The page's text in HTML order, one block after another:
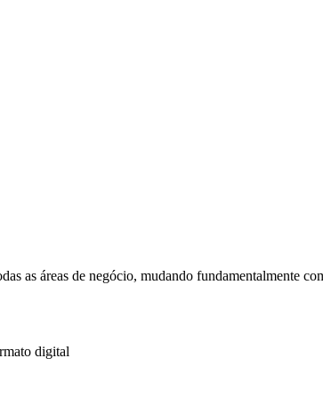
as áreas de negócio, mudando fundamentalmente
digital